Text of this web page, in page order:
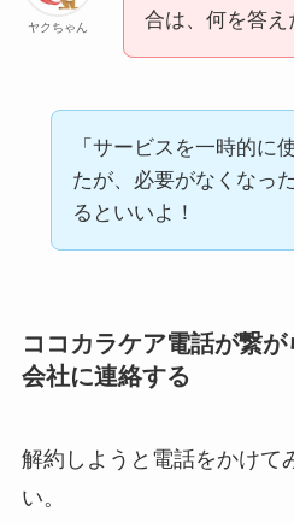
ヤクちゃん
合は、何を答え
「サービスを一時的に
たが、必要がなくなっ
るといいよ！
ココカラケア電話が繋
会社に連絡する
解約しようと電話をかけて
い。